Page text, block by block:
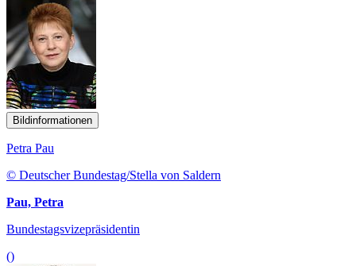
Bildinformationen
Petra Pau
© Deutscher Bundestag/Stella von Saldern
Pau, Petra
Bundestagsvizepräsidentin
()